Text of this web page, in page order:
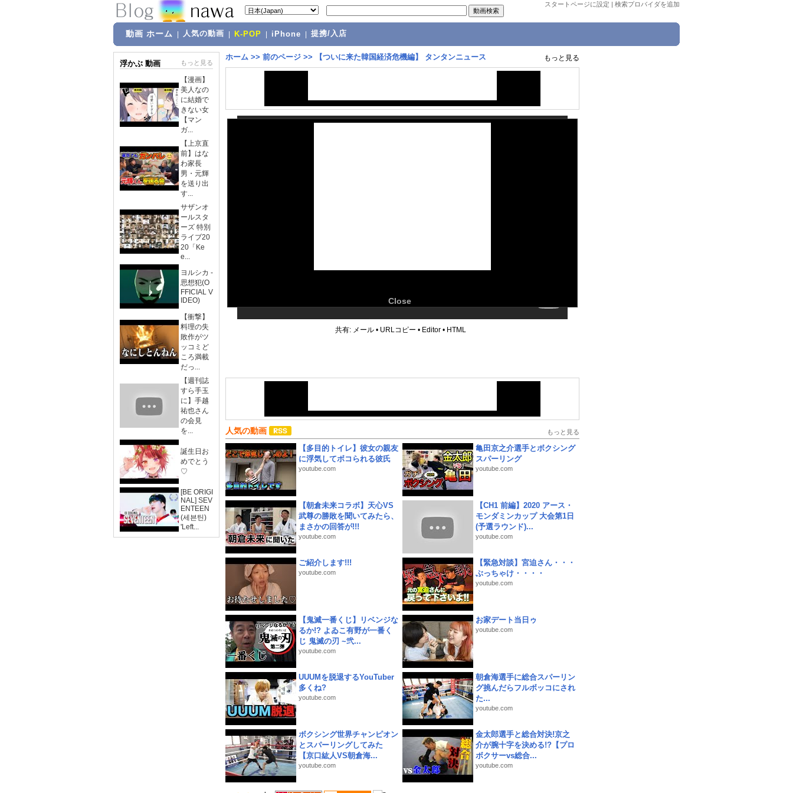
スタートページに設定 | 検索プロバイダを追加
動画 ホーム 人気の動画 K-POP iPhone 提携/入店
浮かぶ 動画 もっと見る
【漫画】
美人なの
に結婚で
きない女
【マン
ガ...
【上京直
前】はな
わ家長
男・元輝
を送り出
す...
サザンオ
ールスタ
ーズ 特別
ライブ20
20「Ke
e...
ヨルシカ -
思想犯(O
FFICIAL V
IDEO)
【衝撃】
料理の失
敗作がツ
ッコミど
ころ満載
だっ...
【週刊誌
すら手玉
に】手越
祐也さん
の会見
を...
誕生日お
めでとう
♡
[BE ORIGI
NAL] SEV
ENTEEN
(세븐틴)
'Left...
ホーム >> 前のページ >> 【ついに来た韓国経済危機編】 タンタンニュース もっと見る
Close
共有: メール • URLコピー • Editor • HTML
人気の動画 もっと見る
【多目的トイレ】彼女の親友
に浮気してボコられる彼氏
youtube.com
亀田京之介選手とボクシング
スパーリング
youtube.com
【朝倉未来コラボ】天心VS
武尊の勝敗を聞いてみたら、
まさかの回答が!!!
youtube.com
【CH1 前編】2020 アース・
モンダミンカップ 大会第1日
(予選ラウンド)...
youtube.com
ご紹介します!!!
youtube.com
【緊急対談】宮迫さん・・・
ぶっちゃけ・・・・
youtube.com
【鬼滅一番くじ】リベンジな
るか!? よゐこ有野が一番く
じ 鬼滅の刃 ~弐...
youtube.com
お家デート当日ゥ
youtube.com
UUUMを脱退するYouTuber
多くね?
youtube.com
朝倉海選手に総合スパーリン
グ挑んだらフルボッコにされ
た...
youtube.com
ボクシング世界チャンピオン
とスパーリングしてみた
【京口紘人VS朝倉海...
youtube.com
金太郎選手と総合対決!京之
介が腕十字を決める!?【プロ
ボクサーvs総合...
youtube.com